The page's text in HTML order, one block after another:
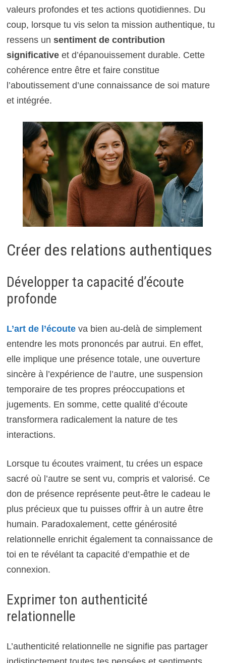
valeurs profondes et tes actions quotidiennes. Du
coup, lorsque tu vis selon ta mission authentique, tu
ressens un sentiment de contribution
significativeet d’épanouissement durable. Cette
cohérence entre être et faire constitue
l’aboutissement d’une connaissance de soi mature
et intégrée.
Créer des relations authentiques
Développer ta capacité d’écoute
profonde
L’art de l’écouteva bien au-delà de simplement
entendre les mots prononcés par autrui. En effet,
elle implique une présence totale, une ouverture
sincère à l’expérience de l’autre, une suspension
temporaire de tes propres préoccupations et
jugements. En somme, cette qualité d’écoute
transformera radicalement la nature de tes
interactions.
Lorsque tu écoutes vraiment, tu crées un espace
sacré où l’autre se sent vu, compris et valorisé. Ce
don de présence représente peut-être le cadeau le
plus précieux que tu puisses offrir à un autre être
humain. Paradoxalement, cette générosité
relationnelle enrichit également ta connaissance de
toi en te révélant ta capacité d’empathie et de
connexion.
Exprimer ton authenticité
relationnelle
L’authenticité relationnelle ne signifie pas partager